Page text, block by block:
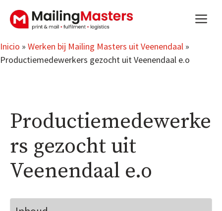
contenido
Inicio » Werken bij Mailing Masters uit Veenendaal »
Productiemedewerkers gezocht uit Veenendaal e.o
Productiemedewerke
rs gezocht uit
Veenendaal e.o